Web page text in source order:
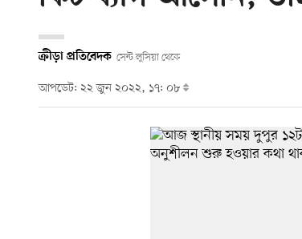
ক্রীড়া প্রতিবেদক সেন্ট লুসিয়া থেকে
আপডেট: ২২ জুন ২০২২, ১৭: ০৮